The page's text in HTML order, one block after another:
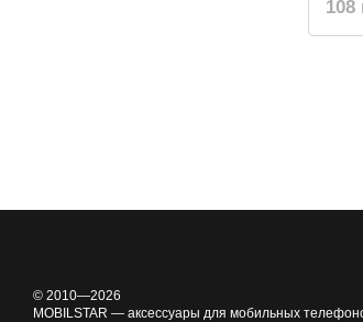
108
© 2010—2026
MOBILSTAR — аксессуары для мобильных